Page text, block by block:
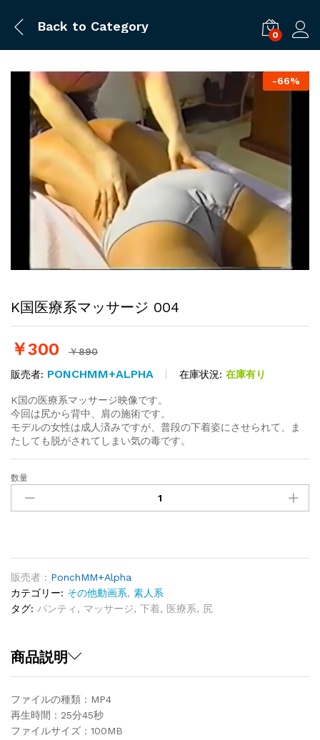
Back to Category
0
-66%
K国医療系マッサージ 004
￥300 ￥890
販売者: PONCHMM+ALPHA 在庫状況: 在庫有り
K国の医療系マッサージ映像です。
今回は尻から背中、肩の施術です。
モデルの女性は成人済みですが、普段の下着姿にさせられて、ま
たしても脱がされてしまい気の毒です。
K
医
マ
ッ
サ
ー
quantity
数量
販売者 : PonchMM+Alpha
カテゴリー: その他動画系, 素人系
タグ: パンティ , マッサージ, 下着, 医療系, 尻
商品説明
ファイルの種類：MP4
再生時間：25分45秒
ファイルサイズ：100MB